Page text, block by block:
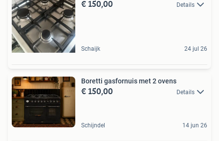
€ 150,00 Details
Schaijk 24 jul 26
Boretti gasfornuis met 2 ovens
€ 150,00 Details
Schijndel 14 jun 26